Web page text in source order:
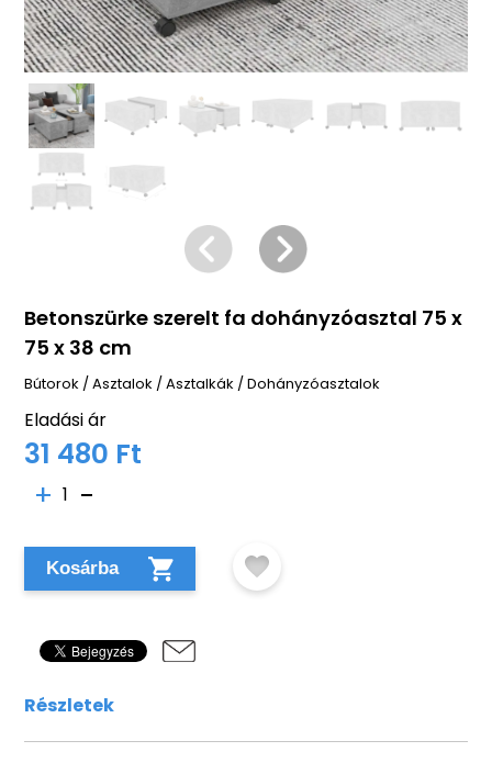
Betonszürke szerelt fa dohányzóasztal 75 x
75 x 38 cm
Bútorok /Asztalok /Asztalkák /Dohányzóasztalok
Eladási ár
31 480 Ft
1
Kosárba
Részletek